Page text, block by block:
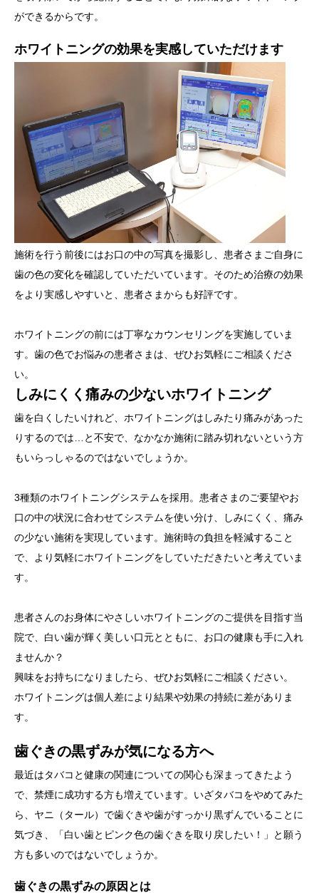
ができるからです。
ホワイトニングの効果を実感していただけます
施術を行う前後にはお口の中の写真を撮影し、患者さまご自身に
歯の色の変化を確認していただいています。そのため治療の効果
をより実感しやすいと、患者さまからも好評です。
ホワイトニングの前には丁寧なカウンセリングを実施していま
す。歯の色でお悩みの患者さまは、ぜひお気軽にご相談くださ
い。
しみにくく痛みの少ないホワイトニング
歯を白くしたいけれど、ホワイトニングはしみたり痛みがあった
りするのでは…と不安で、なかなか施術に踏み切れないという方
もいらっしゃるのではないでしょうか。
3種類のホワイトニングシステムを採用。患者さまのご要望やお
口の中の状況に合わせてシステムを使い分け、しみにくく、痛み
の少ない施術を実現しています。施術時の負担を軽減すること
で、より気軽にホワイトニングをしていただきたいと考えていま
す。
患者さんのお身体にやさしいホワイトニングのご提供を目指す当
院で、白い歯が輝く美しい口元とともに、お口の健康も手に入れ
ませんか？
興味をお持ちになりましたら、ぜひお気軽にご相談ください。
ホワイトニングは個人差により結果や効果の持続に差がありま
す。
歯ぐきの黒ずみが気になる方へ
最近はタバコと健康の関連についての関心も深まってきたよう
で、禁煙に成功する方も増えています。いざタバコをやめてみた
ら、ヤニ（タール）で歯ぐきや歯がすっかり黒ずんでいることに
気づき、「白い歯とピンク色の歯ぐきを取り戻したい！」と願う
方も多いのではないでしょうか。
歯ぐきの黒ずみの原因とは